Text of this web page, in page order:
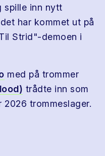
spille inn nytt
har kommet ut på
Strid"-demoen i
med på trommer
trådte inn som
2026 trommeslager.